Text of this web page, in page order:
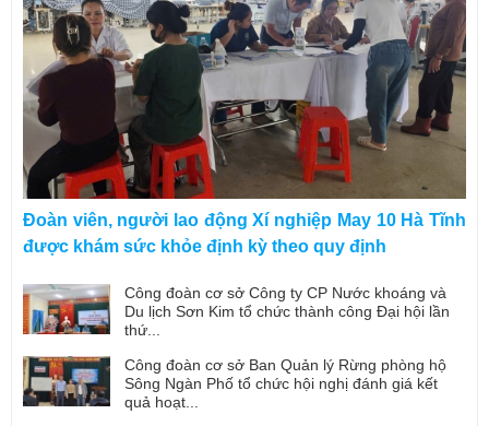
Đoàn viên, người lao động Xí nghiệp May 10 Hà Tĩnh
được khám sức khỏe định kỳ theo quy định
Công đoàn cơ sở Công ty CP Nước khoáng và
Du lịch Sơn Kim tổ chức thành công Đại hội lần
thứ...
Công đoàn cơ sở Ban Quản lý Rừng phòng hộ
Sông Ngàn Phố tổ chức hội nghị đánh giá kết
quả hoạt...